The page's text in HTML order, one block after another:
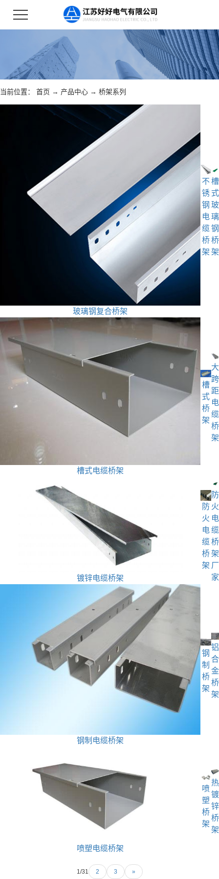
当前位置： 首页 → 产品中心 → 桥架系列
玻璃钢复合桥架
不
锈
钢
电
缆
桥
架
槽
式
玻
璃
钢
桥
架
槽式电缆桥架
槽
式
桥
架
大
跨
距
电
缆
桥
架
镀锌电缆桥架
防
火
电
缆
桥
架
防
火
电
缆
桥
架
厂
家
钢制电缆桥架
钢
制
桥
架
铝
合
金
桥
架
喷塑电缆桥架
喷
塑
桥
架
热
镀
锌
桥
架
1/31 2 3 »